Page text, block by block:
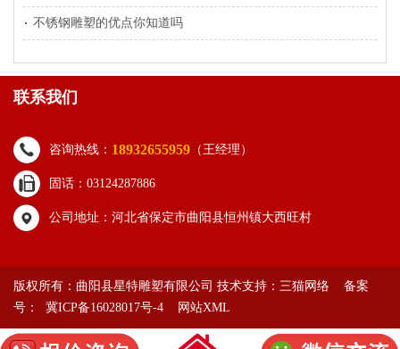
不锈钢雕塑的优点你知道吗
联系我们
咨询热线： 18932655959 （王经理）
固话：03124287886
公司地址：河北省保定市曲阳县恒州镇大西旺村
版权所有：曲阳县星特雕塑有限公司 技术支持： 三猫网络
备案
号： 冀ICP备16028017号-4
网站XML